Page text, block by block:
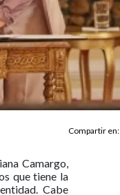
Compartir en:
Camargo,
que tiene la
Cabe